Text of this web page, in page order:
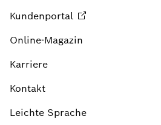
Kundenportal
Online-Magazin
Karriere
Kontakt
Leichte Sprache